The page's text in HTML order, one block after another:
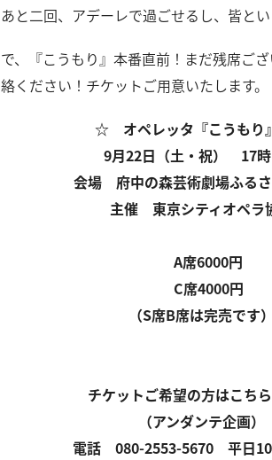
あと二回、アデーレで過ごせるし、皆とい
で、『こうもり』本番直前！まだ残席ご
絡ください！チケットご用意いたします。
☆ オペレッタ『こうも
9月22日（土・祝） 17
会場 府中の森芸術劇場ふる
主催 東京シティオペラ
A席6000円
C席4000円
（S席B席は完売です）
チケットご希望の方はこち
（アンダンテ企画）
電話 080-2553-5670 平日10